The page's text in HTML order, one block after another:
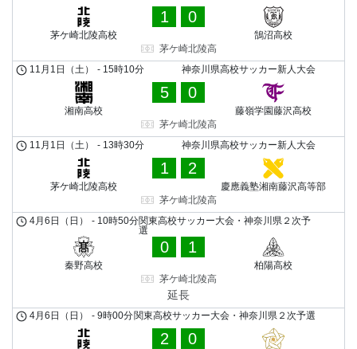
茅ケ崎北陵高校
1 0
鵠沼高校
茅ケ崎北陵高
神奈川県高校サッカー新人大会
11月1日（土） - 15時10分
湘南高校
5 0
藤嶺学園藤沢高校
茅ケ崎北陵高
神奈川県高校サッカー新人大会
11月1日（土） - 13時30分
茅ケ崎北陵高校
1 2
慶應義塾湘南藤沢高等部
茅ケ崎北陵高
関東高校サッカー大会・神奈川県２次予
選
4月6日（日） - 10時50分
秦野高校
0 1
柏陽高校
茅ケ崎北陵高
延長
関東高校サッカー大会・神奈川県２次予選
4月6日（日） - 9時00分
2 0